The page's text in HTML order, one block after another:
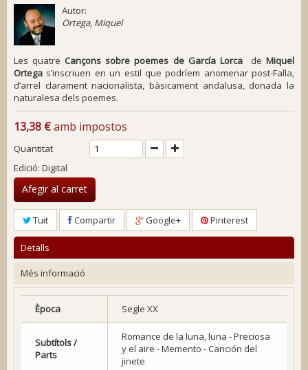
Autor:
Ortega, Miquel
Les quatre Cançons sobre poemes de García LorcadeMiquel
Ortega s’inscriuen en un estil que podríem anomenar post-Falla,
d’arrel clarament nacionalista, bàsicament andalusa, donada la
naturalesa dels poemes.
13,38 €amb impostos
Quantitat
Edició: Digital
Afegir al carret
Tuit Compartir Google+ Pinterest
Detalls
Més informació
Època Segle XX
Subtítols /
Parts
Romance de la luna, luna - Preciosa
y el aire - Memento - Canción del
jinete